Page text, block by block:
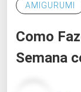
AMIGURUMI
Como
Semana